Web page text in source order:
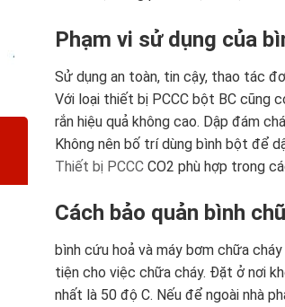
Phạm vi sử dụng của
Sử dụng an toàn, tin cậy, thao tác
Với loại thiết bị PCCC bột BC cũng
rắn hiệu quả không cao. Dập đám
Không nên bố trí dùng bình bột để
Thiết bị PCCCCO2 phù hợp trong
Cách bảo quản bình
bình cứu hoảvà máy bơm chữa
tiện cho việc chữa cháy. Đặt ở nơi
nhất là 50 độ C. Nếu để ngoài nhà